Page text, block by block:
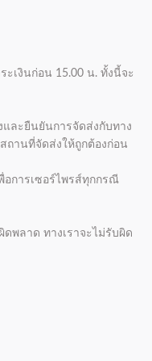
เงินก่อน 15.00 น. ทั้งนี้จะ
และยืนยันการจัดส่งกับทาง
ถานที่จัดส่งให้ถูกต้องก่อน
อการเซอร์ไพรส์ทุกกรณี
พลาด ทางเราจะไม่รับผิด